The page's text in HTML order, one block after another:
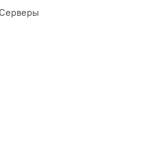
Серверы